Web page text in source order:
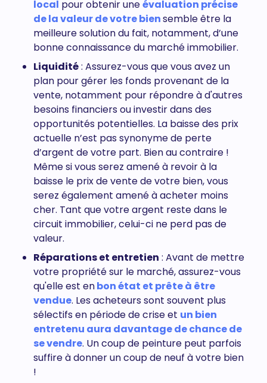
local pour obtenir uneévaluation précise
de la valeur de votre biensemble être la
meilleure solution du fait, notamment, d’une
bonne connaissance du marché immobilier.
Liquidité: Assurez-vous que vous avez un
plan pour gérer les fonds provenant de la
vente, notamment pour répondre à d'autres
besoins financiers ou investir dans des
opportunités potentielles. La baisse des prix
actuelle n’est pas synonyme de perte
d’argent de votre part. Bien au contraire !
Même si vous serez amené à revoir à la
baisse le prix de vente de votre bien, vous
serez également amené à acheter moins
cher. Tant que votre argent reste dans le
circuit immobilier, celui-ci ne perd pas de
valeur.
Réparations et entretien : Avant de mettre
votre propriété sur le marché, assurez-vous
qu'elle est enbon état et prête à être
vendue. Les acheteurs sont souvent plus
sélectifs en période de crise et un bien
entretenu aura davantage de chance de
se vendre. Un coup de peinture peut parfois
suffire à donner un coup de neuf à votre bien
!